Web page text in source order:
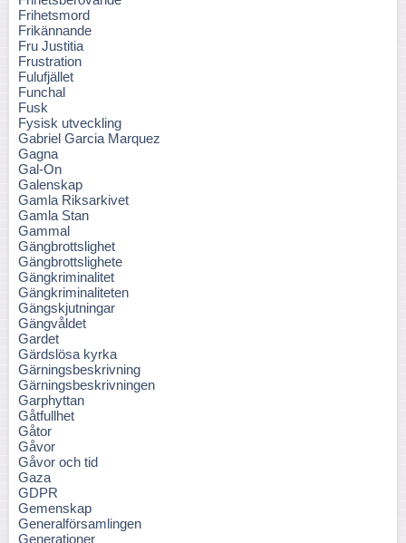
Frihetsmord
Frikännande
Fru Justitia
Frustration
Fulufjället
Funchal
Fusk
Fysisk utveckling
Gabriel Garcia Marquez
Gagna
Gal-On
Galenskap
Gamla Riksarkivet
Gamla Stan
Gammal
Gängbrottslighet
Gängbrottslighete
Gängkriminalitet
Gängkriminaliteten
Gängskjutningar
Gängvåldet
Gardet
Gärdslösa kyrka
Gärningsbeskrivning
Gärningsbeskrivningen
Garphyttan
Gåtfullhet
Gåtor
Gåvor
Gåvor och tid
Gaza
GDPR
Gemenskap
Generalförsamlingen
Generationer